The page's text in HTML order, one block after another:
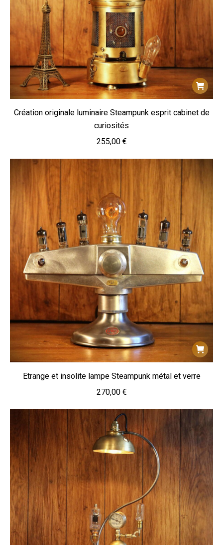
Création originale luminaire Steampunk esprit cabinet de
curiosités
255,00 €
Etrange et insolite lampe Steampunk métal et verre
270,00 €